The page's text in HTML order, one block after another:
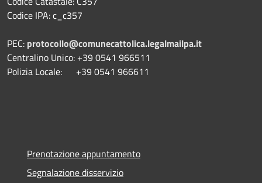
Codice IPA: c_c357
PEC: protocollo@comunecattolica.legalmailpa.it
Centralino Unico: +39 0541 966511
Polizia Locale: +39 0541 966611
Prenotazione appuntamento
Segnalazione disservizio